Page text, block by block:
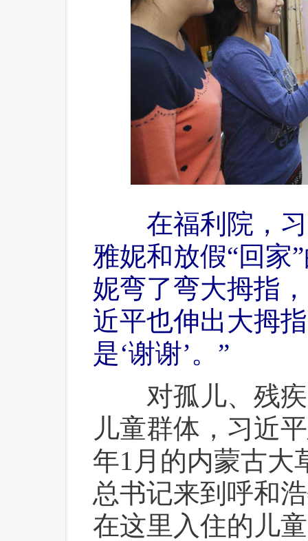
在福利院，习
雅妮和放假“回家
妮弯了弯大拇指
近平也伸出大拇
是‘谢谢’。”
对孤儿、残疾
儿童群体，习近
年1月的内蒙古大
总书记来到呼和
在这里入住的儿